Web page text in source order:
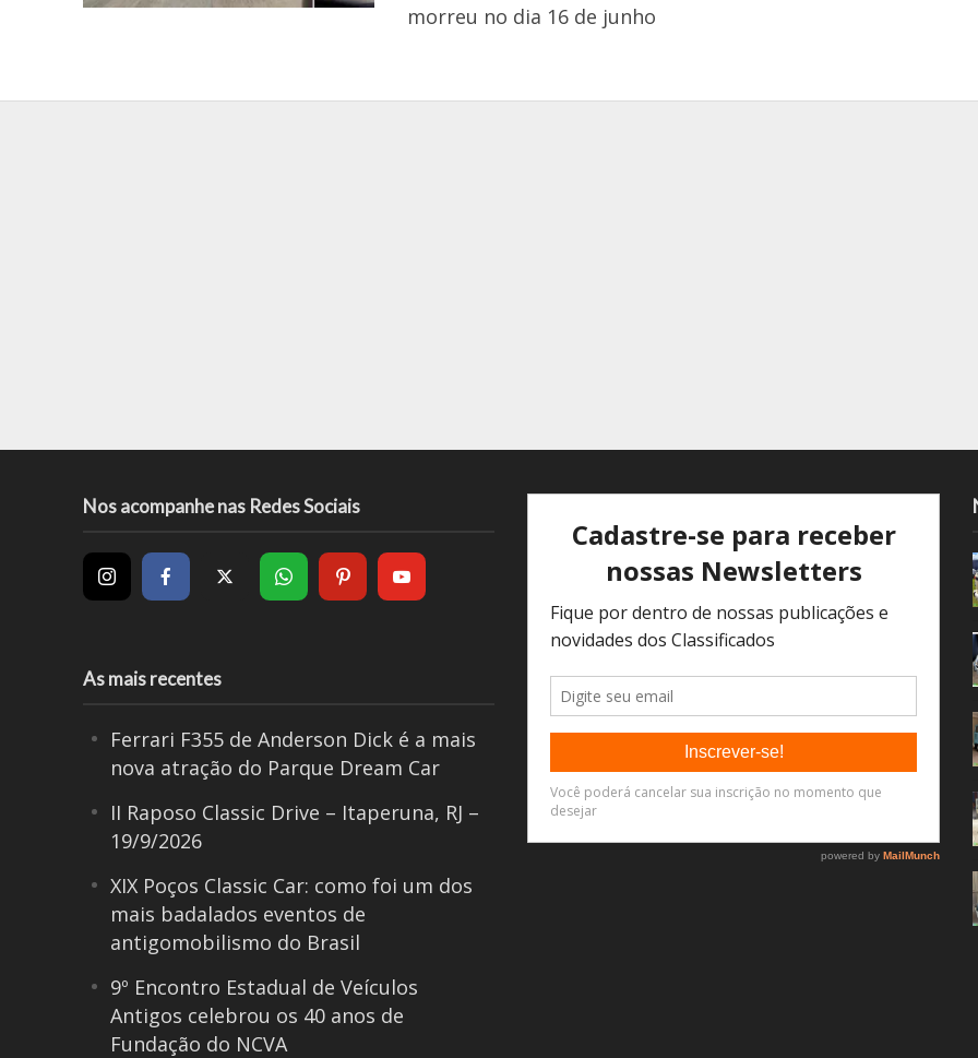
morreu no dia 16 de junho
Nos acompanhe nas Redes Sociais
As mais recentes
Ferrari F355 de Anderson Dick é a mais
nova atração do Parque Dream Car
II Raposo Classic Drive – Itaperuna, RJ –
19/9/2026
XIX Poços Classic Car: como foi um dos
mais badalados eventos de
antigomobilismo do Brasil
9º Encontro Estadual de Veículos
Antigos celebrou os 40 anos de
Fundação do NCVA